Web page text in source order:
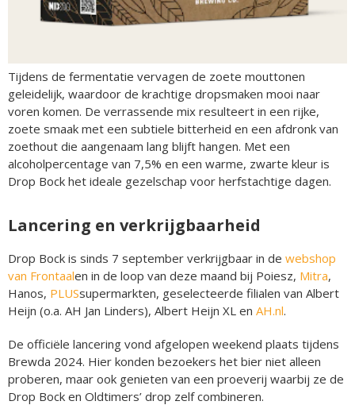
Tijdens de fermentatie vervagen de zoete mouttonen
geleidelijk, waardoor de krachtige dropsmaken mooi naar
voren komen. De verrassende mix resulteert in een rijke,
zoete smaak met een subtiele bitterheid en een afdronk van
zoethout die aangenaam lang blijft hangen. Met een
alcoholpercentage van 7,5% en een warme, zwarte kleur is
Drop Bock het ideale gezelschap voor herfstachtige dagen.
Lancering en verkrijgbaarheid
Drop Bock is sinds 7 september verkrijgbaar in de webshop
van Frontaalen in de loop van deze maand bij Poiesz, Mitra,
Hanos, PLUSsupermarkten, geselecteerde filialen van Albert
Heijn (o.a. AH Jan Linders), Albert Heijn XL en AH.nl.
De officiële lancering vond afgelopen weekend plaats tijdens
Brewda 2024. Hier konden bezoekers het bier niet alleen
proberen, maar ook genieten van een proeverij waarbij ze de
Drop Bock en Oldtimers’ drop zelf combineren.